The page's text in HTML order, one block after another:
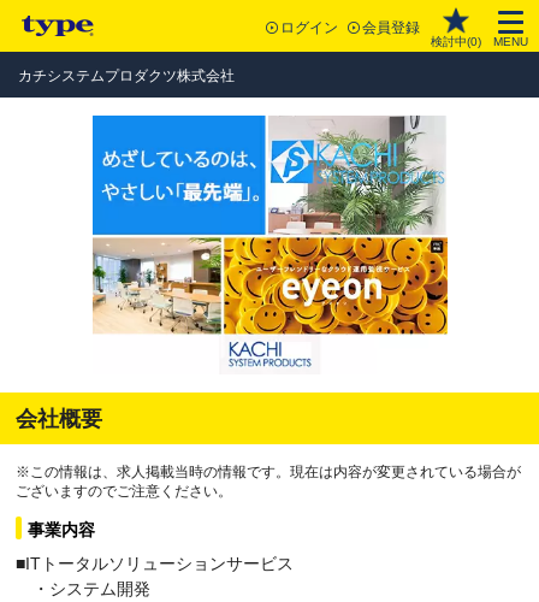
ログイン 会員登録
検討中(0) MENU
カチシステムプロダクツ株式会社
会社概要
※この情報は、求人掲載当時の情報です。現在は内容が変更されている場合が
ございますのでご注意ください。
事業内容
■ITトータルソリューションサービス
・システム開発